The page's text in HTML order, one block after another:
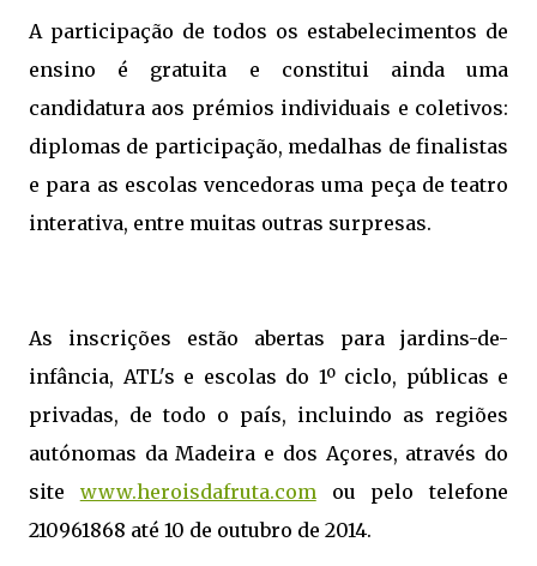
A participação de todos os estabelecimentos de
ensino é gratuita e constitui ainda uma
candidatura aos prémios individuais e coletivos:
diplomas de participação, medalhas de finalistas
e para as escolas vencedoras uma peça de teatro
interativa, entre muitas outras surpresas.
As inscrições estão abertas para jardins-de-
infância, ATL's e escolas do 1º ciclo, públicas e
privadas, de todo o país, incluindo as regiões
autónomas da Madeira e dos Açores, através do
site www.heroisdafruta.com ou pelo telefone
210961868 até 10 de outubro de 2014.